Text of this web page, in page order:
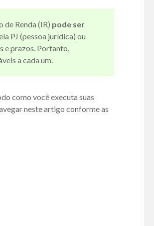
de Renda (IR) pode ser
PJ (pessoa jurídica) ou
e prazos. Portanto,
a cada um.
como você executa suas
neste artigo conforme as